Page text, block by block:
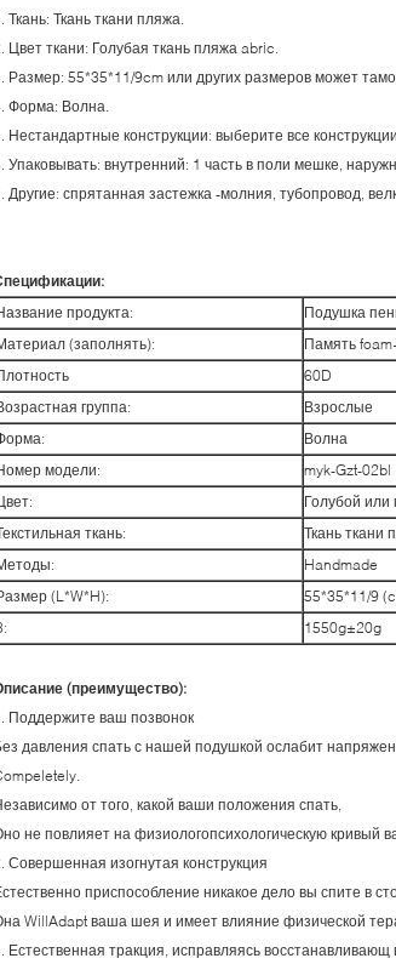
Ткань: Ткань ткани пляжа.
Цвет ткани: Голубая ткань пляжа abric.
Размер: 55*35*11/9cm или других размеров может
Форма: Волна.
Нестандартные конструкции: выберите все
Упаковывать: внутренний: 1 часть в поли мешке,
Другие: спрятанная застежка -молния, тубопровод,
продукта:
Подушка
(заполнять):
Память
60D
группа:
Взрослые
Волна
модели:
myk-Gzt-02bl
Голубой или
ткань:
Ткань ткани
Handmade
(L*W*H):
55*35*11/9
1550g±20g
(преимущество):
Поддержите ваш позвонок
давления спать с нашей подушкой ослабит
от того, какой ваши положения спать,
не повлияет на физиологопсихологическую кривый
Совершенная изогнутая конструкция
приспособление никакое дело вы спите в
WillAdapt ваша шея и имеет влияние физической
Естественная тракция, исправляясь восстанавливающ